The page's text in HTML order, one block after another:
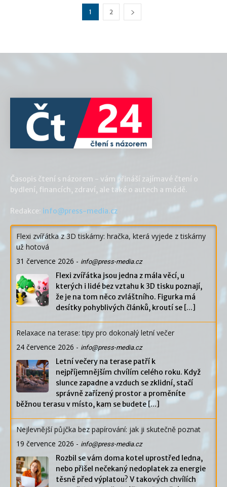
1 2
Časopis čtení s názorem - vám přináší zajímavé čtení o
bydlení, financích, zdraví, ale také o autech a módě.
Redakce: info@press-media.cz
Flexi zvířátka z 3D tiskárny: hračka, která vyjede z tiskárny
už hotová
31 července 2026 - info@press-media.cz
Flexi zvířátka jsou jedna z mála věcí, u
kterých i lidé bez vztahu k 3D tisku poznají,
že je na tom něco zvláštního. Figurka má
desítky pohyblivých článků, kroutí se [...]
Relaxace na terase: tipy pro dokonalý letní večer
24 července 2026 - info@press-media.cz
Letní večery na terase patří k
nejpříjemnějším chvílím celého roku. Když
slunce zapadne a vzduch se zklidní, stačí
správně zařízený prostor a proměníte
běžnou terasu v místo, kam se budete [...]
Nejlevnější půjčka bez papírování: jak ji skutečně poznat
19 července 2026 - info@press-media.cz
Rozbil se vám doma kotel uprostřed ledna,
nebo přišel nečekaný nedoplatek za energie
těsně před výplatou? V takových chvílích